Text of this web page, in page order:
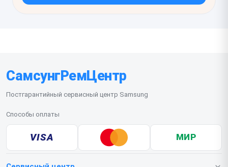
СамсунгРемЦентр
Постгарантийный сервисный центр Samsung
Способы оплаты
VISA МИР